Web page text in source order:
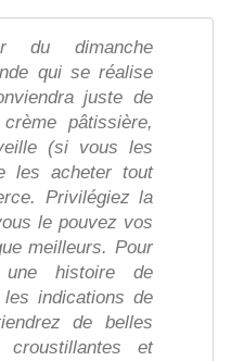
du dimanche
qui se réalise
juste de
pâtissière,
(si vous les
les acheter tout
Privilégiez la
le pouvez vos
meilleurs. Pour
histoire de
indications de
de belles
croustillantes et